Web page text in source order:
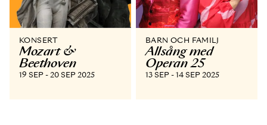
KONSERT
Mozart &
Beethoven
19 SEP - 20 SEP 2025
BARN OCH FAMILJ
Allsång med
Operan 25
13 SEP - 14 SEP 2025